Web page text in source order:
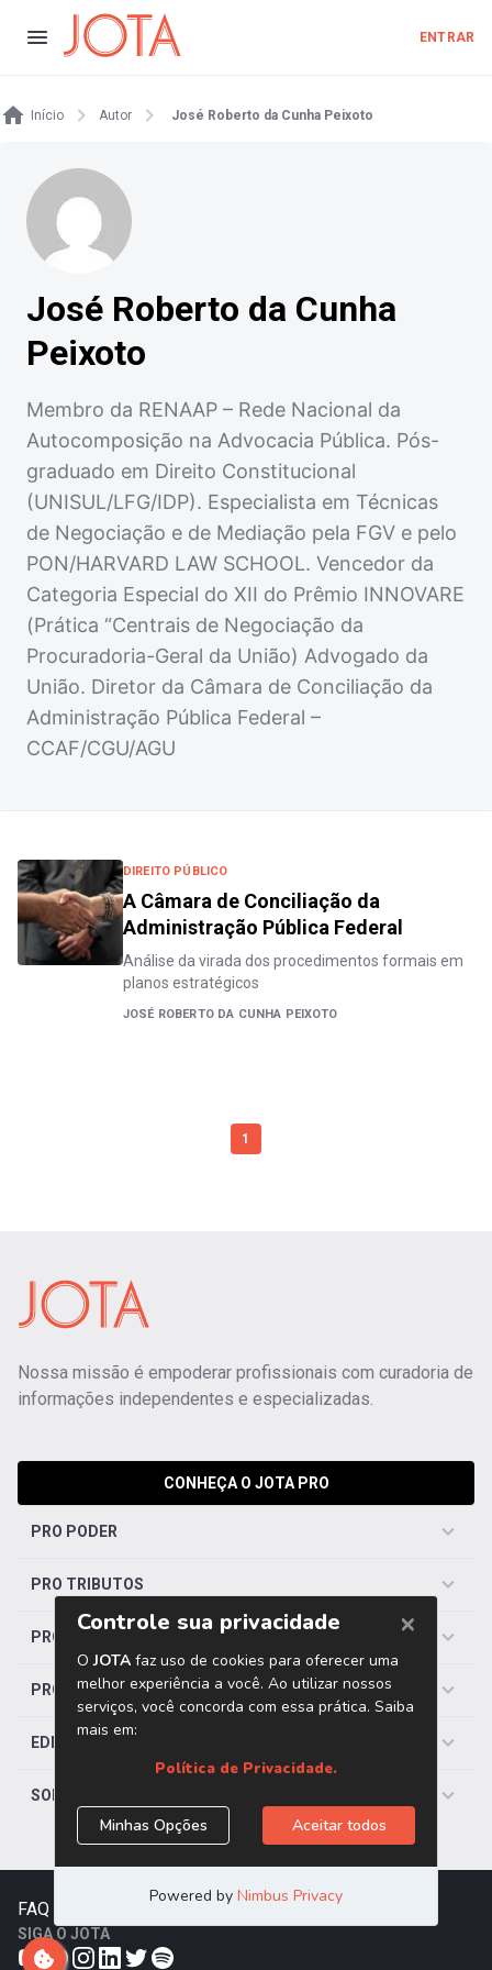
ENTRAR
Início Autor José Roberto da Cunha Peixoto
José Roberto da Cunha
Peixoto
Membro da RENAAP – Rede Nacional da
Autocomposição na Advocacia Pública. Pós-
graduado em Direito Constitucional
(UNISUL/LFG/IDP). Especialista em Técnicas
de Negociação e de Mediação pela FGV e pelo
PON/HARVARD LAW SCHOOL. Vencedor da
Categoria Especial do XII do Prêmio INNOVARE
(Prática “Centrais de Negociação da
Procuradoria-Geral da União) Advogado da
União. Diretor da Câmara de Conciliação da
Administração Pública Federal –
CCAF/CGU/AGU
DIREITO PÚBLICO
A Câmara de Conciliação da
Administração Pública Federal
Análise da virada dos procedimentos formais em
planos estratégicos
JOSÉ ROBERTO DA CUNHA PEIXOTO
1
Nossa missão é empoderar profissionais com curadoria de
informações independentes e especializadas.
CONHEÇA O JOTA PRO
PRO PODER
PRO TRIBUTOS
PRO TRABALHISTA
PRO SAÚDE
EDITORIAS
SOBRE O JOTA
FAQ Trabalhe Conosco
SIGA O JOTA